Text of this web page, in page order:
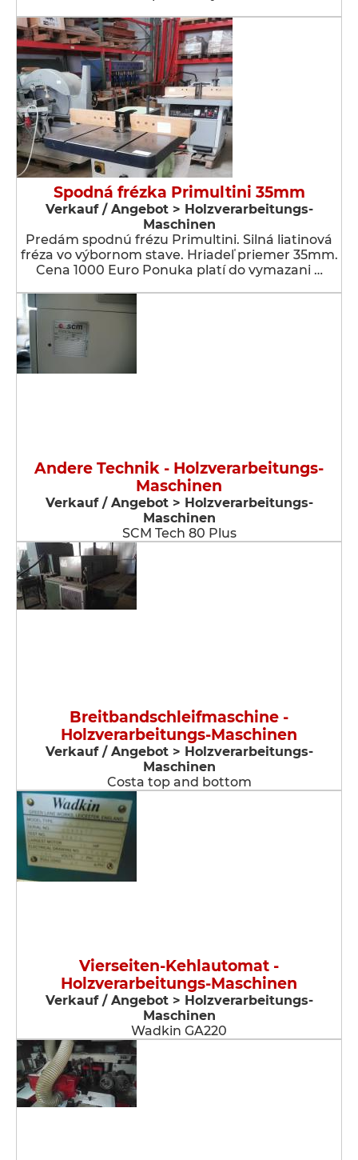
Spodná frézka Primultini 35mm
Verkauf / Angebot > Holzverarbeitungs-
Maschinen
Predám spodnú frézu Primultini. Silná liatinová
fréza vo výbornom stave. Hriadeľ priemer 35mm.
Cena 1000 Euro Ponuka platí do vymazani …
Andere Technik - Holzverarbeitungs-
Maschinen
Verkauf / Angebot > Holzverarbeitungs-
Maschinen
SCM Tech 80 Plus
Breitbandschleifmaschine -
Holzverarbeitungs-Maschinen
Verkauf / Angebot > Holzverarbeitungs-
Maschinen
Costa top and bottom
Vierseiten-Kehlautomat -
Holzverarbeitungs-Maschinen
Verkauf / Angebot > Holzverarbeitungs-
Maschinen
Wadkin GA220